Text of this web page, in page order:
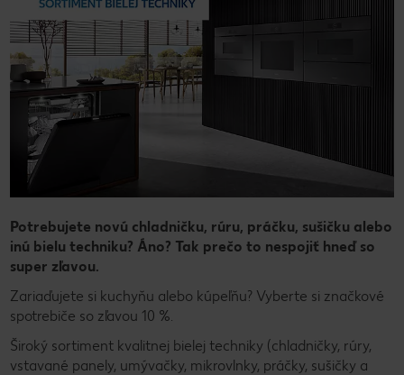
Potrebujete novú chladničku, rúru, práčku, sušičku alebo
inú bielu techniku? Áno? Tak prečo to nespojiť hneď so
super zľavou.
Zariaďujete si kuchyňu alebo kúpeľňu? Vyberte si značkové
spotrebiče so zľavou 10 %.
Široký sortiment kvalitnej bielej techniky (chladničky, rúry,
vstavané panely, umývačky, mikrovlnky, práčky, sušičky a